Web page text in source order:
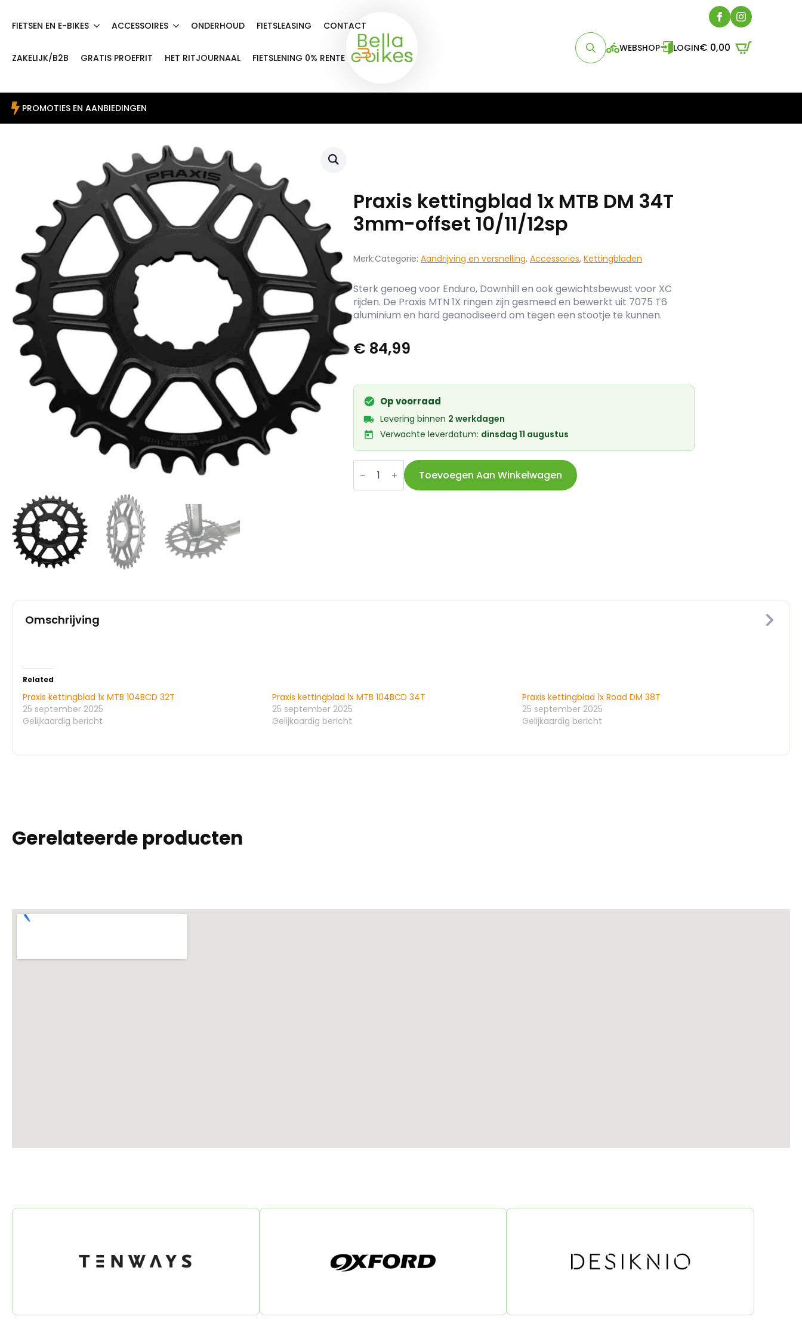
FIETSEN EN E-BIKES ACCESSOIRES ONDERHOUD FIETSLEASING CONTACT
ZAKELIJK/B2B GRATIS PROEFRIT HET RITJOURNAAL FIETSLENING 0% RENTE
WEBSHOP LOGIN€ 0,00
PROMOTIES EN AANBIEDINGEN
Praxis kettingblad 1x MTB DM 34T
3mm-offset 10/11/12sp
Merk:Categorie: Aandrijving en versnelling, Accessories, Kettingbladen
Sterk genoeg voor Enduro, Downhill en ook gewichtsbewust voor XC
rijden. De Praxis MTN 1X ringen zijn gesmeed en bewerkt uit 7075 T6
aluminium en hard geanodiseerd om tegen een stootje te kunnen.
€ 84,99
Op voorraad
Levering binnen 2 werkdagen
Verwachte leverdatum: dinsdag 11 augustus
Praxis
kettingblad
MTB
Toevoegen Aan Winkelwagen
Omschrijving
Related
Praxis kettingblad 1x MTB 104BCD 32T
25 september 2025
Gelijkaardig bericht
Praxis kettingblad 1x MTB 104BCD 34T
25 september 2025
Gelijkaardig bericht
Praxis kettingblad 1x Road DM 38T
25 september 2025
Gelijkaardig bericht
Gerelateerde producten